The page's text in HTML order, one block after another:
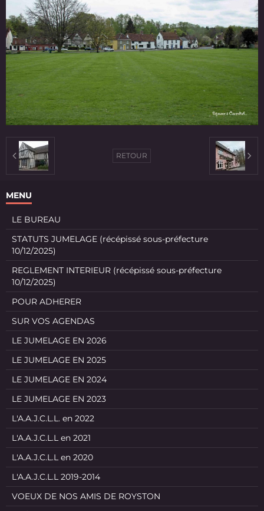
RETOUR
MENU
LE BUREAU
STATUTS JUMELAGE (récépissé sous-préfecture
10/12/2025)
REGLEMENT INTERIEUR (récépissé sous-préfecture
10/12/2025)
POUR ADHERER
SUR VOS AGENDAS
LE JUMELAGE EN 2026
LE JUMELAGE EN 2025
LE JUMELAGE EN 2024
LE JUMELAGE EN 2023
L'A.A.J.C.L.L. en 2022
L'A.A.J.C.L.L en 2021
L'A.A.J.C.L.L en 2020
L'A.A.J.C.L.L 2019-2014
VOEUX DE NOS AMIS DE ROYSTON